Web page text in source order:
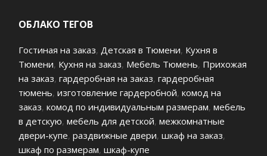
ОБЛАКО ТЕГОВ
Гостиная на заказ, Детская в Тюмени, Кухня в
Тюмени, Кухня на заказ, Мебель Тюмень, Прихожая
на заказ,гардеробная на заказ,гардеробная
тюмень,изготовление гардеробной,комод на
заказ,комод по индивидуальным размерам,мебель
в детскую,мебель для детской,межкомнатные
двери-купе,раздвижные двери,шкаф на заказ,
шкаф по размерам,шкаф-купе